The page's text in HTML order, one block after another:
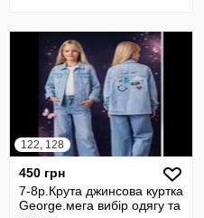
122, 128
450 грн
7-8р.Крута джинсова куртка
George.мега вибір одягу та